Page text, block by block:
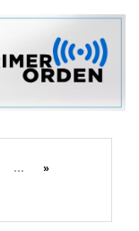
...
»